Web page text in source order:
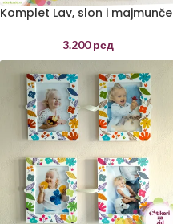
Komplet Lav, slon i majmunče
3.200рсд